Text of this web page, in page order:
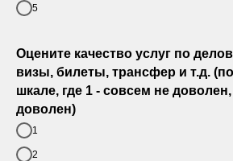
5
Оцените качество услуг по
визы, билеты, трансфер и т.д.
шкале, где 1 - совсем не
доволен)
1
2